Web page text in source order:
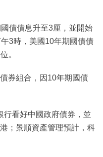
債債息升至3厘，並開始
3時，美國10年期國債債
。
券組合，因10年期國債
行看好中國政府債券，並
；景順資產管理預計，科